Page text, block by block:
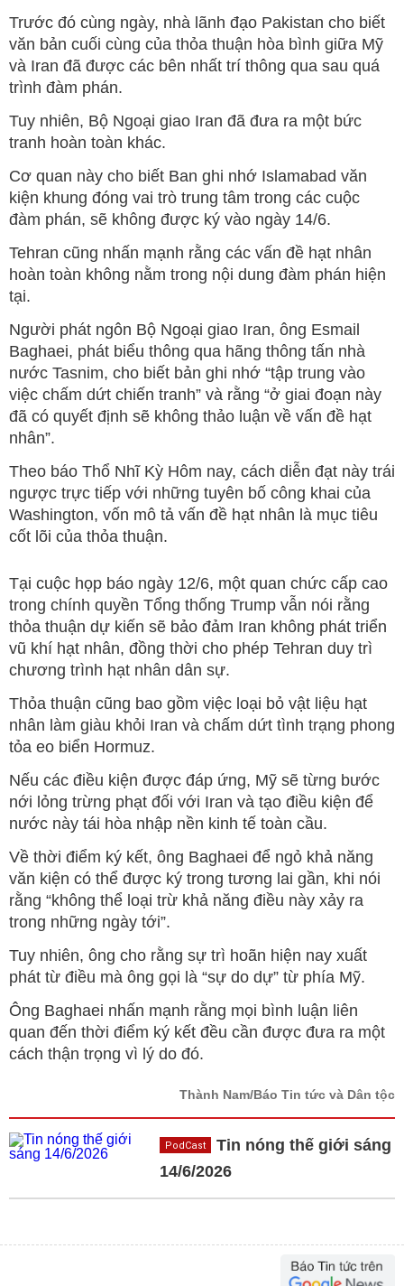
Trước đó cùng ngày, nhà lãnh đạo Pakistan cho biết
văn bản cuối cùng của thỏa thuận hòa bình giữa Mỹ
và Iran đã được các bên nhất trí thông qua sau quá
trình đàm phán.
Tuy nhiên, Bộ Ngoại giao Iran đã đưa ra một bức
tranh hoàn toàn khác.
Cơ quan này cho biết Ban ghi nhớ Islamabad văn
kiện khung đóng vai trò trung tâm trong các cuộc
đàm phán, sẽ không được ký vào ngày 14/6.
Tehran cũng nhấn mạnh rằng các vấn đề hạt nhân
hoàn toàn không nằm trong nội dung đàm phán hiện
tại.
Người phát ngôn Bộ Ngoại giao Iran, ông Esmail
Baghaei, phát biểu thông qua hãng thông tấn nhà
nước Tasnim, cho biết bản ghi nhớ “tập trung vào
việc chấm dứt chiến tranh” và rằng “ở giai đoạn này
đã có quyết định sẽ không thảo luận về vấn đề hạt
nhân”.
Theo báo Thổ Nhĩ Kỳ Hôm nay, cách diễn đạt này trái
ngược trực tiếp với những tuyên bố công khai của
Washington, vốn mô tả vấn đề hạt nhân là mục tiêu
cốt lõi của thỏa thuận.
Tại cuộc họp báo ngày 12/6, một quan chức cấp cao
trong chính quyền Tổng thống Trump vẫn nói rằng
thỏa thuận dự kiến sẽ bảo đảm Iran không phát triển
vũ khí hạt nhân, đồng thời cho phép Tehran duy trì
chương trình hạt nhân dân sự.
Thỏa thuận cũng bao gồm việc loại bỏ vật liệu hạt
nhân làm giàu khỏi Iran và chấm dứt tình trạng phong
tỏa eo biển Hormuz.
Nếu các điều kiện được đáp ứng, Mỹ sẽ từng bước
nới lỏng trừng phạt đối với Iran và tạo điều kiện để
nước này tái hòa nhập nền kinh tế toàn cầu.
Về thời điểm ký kết, ông Baghaei để ngỏ khả năng
văn kiện có thể được ký trong tương lai gần, khi nói
rằng “không thể loại trừ khả năng điều này xảy ra
trong những ngày tới”.
Tuy nhiên, ông cho rằng sự trì hoãn hiện nay xuất
phát từ điều mà ông gọi là “sự do dự” từ phía Mỹ.
Ông Baghaei nhấn mạnh rằng mọi bình luận liên
quan đến thời điểm ký kết đều cần được đưa ra một
cách thận trọng vì lý do đó.
Thành Nam/Báo Tin tức và Dân tộc
PodCast
Tin nóng thế giới sáng
14/6/2026